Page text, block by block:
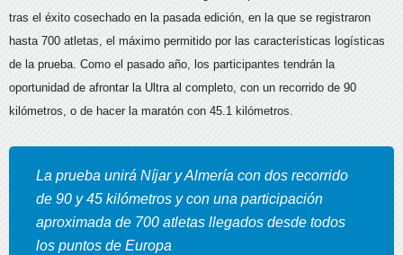
tras el éxito cosechado en la pasada edición, en la que se registraron
hasta 700 atletas, el máximo permitido por las características logísticas
de la prueba. Como el pasado año, los participantes tendrán la
oportunidad de afrontar la Ultra al completo, con un recorrido de 90
kilómetros, o de hacer la maratón con 45.1 kilómetros.
La prueba unirá Níjar y Almería con dos recorrido
de 90 y 45 kilómetros y con una participación
aproximada de 700 atletas llegados desde todos
los puntos de Europa